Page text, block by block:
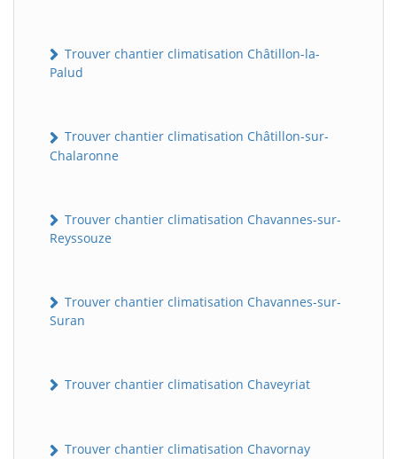
Trouver chantier climatisation Châtillon-la-
Palud
Trouver chantier climatisation Châtillon-sur-
Chalaronne
Trouver chantier climatisation Chavannes-sur-
Reyssouze
Trouver chantier climatisation Chavannes-sur-
Suran
Trouver chantier climatisation Chaveyriat
Trouver chantier climatisation Chavornay